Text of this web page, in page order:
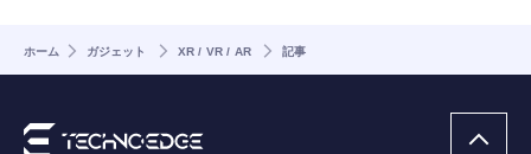
ホーム ガジェット XR / VR / AR 記事